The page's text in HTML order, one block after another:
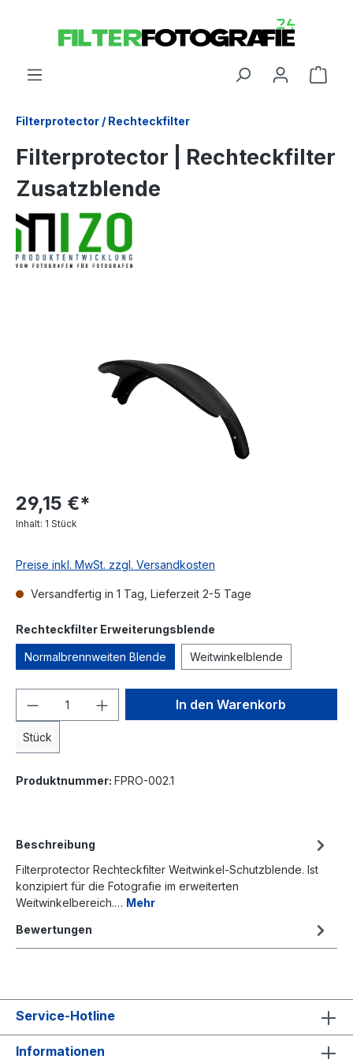
Filterprotector / Rechteckfilter
Filterprotector | Rechteckfilter
Zusatzblende
29,15 €*
Inhalt: 1 Stück
Preise inkl. MwSt. zzgl. Versandkosten
Versandfertig in 1 Tag, Lieferzeit 2-5 Tage
Rechteckfilter Erweiterungsblende
Normalbrennweiten Blende Weitwinkelblende
Stück
In den Warenkorb
Produktnummer: FPRO-002.1
Beschreibung
Filterprotector Rechteckfilter Weitwinkel-Schutzblende. Ist
konzipiert für die Fotografie im erweiterten
Weitwinkelbereich.… Mehr
Bewertungen
Service-Hotline
Informationen